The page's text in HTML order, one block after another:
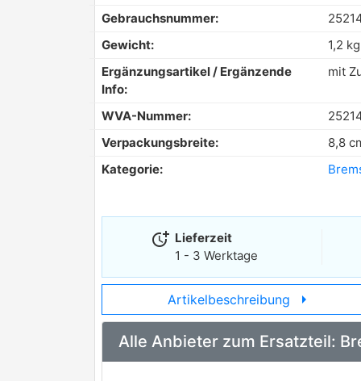
Gebrauchsnummer:
Gewicht:
1,2 kg
Ergänzungsartikel / Ergänzende
Info:
mit
WVA-Nummer:
Verpackungsbreite:
8,8
Kategorie:
more_time Lieferzeit
1 - 3 Werktage
Artikelbeschreibung arrow_right
Alle Anbieter zum Ersatzteil: